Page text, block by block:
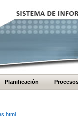
Planificación Procesos